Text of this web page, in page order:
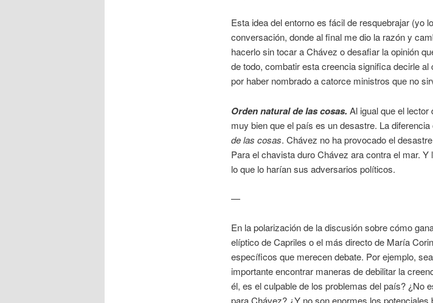
Esta idea del entorno es fácil de resquebrajar (yo
conversación, donde al final me dio la razón y
hacerlo sin tocar a Chávez o desafiar la opinión
de todo, combatir esta creencia significa decirle
por haber nombrado a catorce ministros que no
Orden natural de las cosas. Al igual que el
muy bien que el país es un desastre. La
de las cosas. Chávez no ha provocado el
Para el chavista duro Chávez ara contra el mar.
lo que lo harían sus adversarios políticos.
—
En la polarización de la discusión sobre cómo
elíptico de Capriles o el más directo de María
específicos que merecen debate. Por ejemplo,
importante encontrar maneras de debilitar la
él, es el culpable de los problemas del país? ¿No